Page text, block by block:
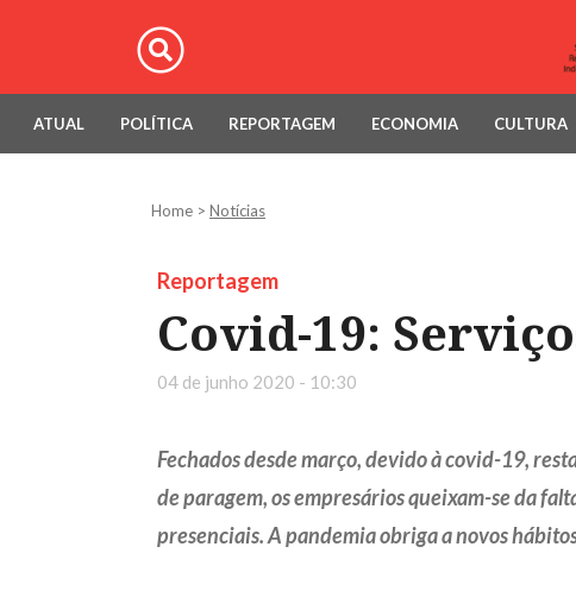
ATUAL POLÍTICA REPORTAGEM ECONOMIA CULTURA
Home > Notícias
Reportagem
Covid-19:
04 de junho 2020 - 10:30
Fechados desde março, devido à covid-19,
de paragem, os empresários queixam-se da
presenciais. A pandemia obriga a novos